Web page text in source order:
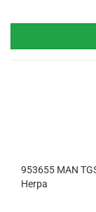
953655 MAN
Herpa